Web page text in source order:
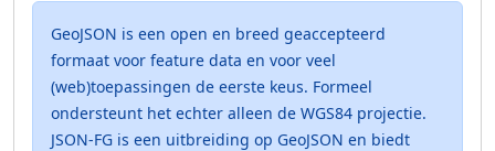
GeoJSON is een open en breed geaccepteerd
formaat voor feature data en voor veel
(web)toepassingen de eerste keus. Formeel
ondersteunt het echter alleen de WGS84 projectie.
JSON-FG is een uitbreiding op GeoJSON en biedt